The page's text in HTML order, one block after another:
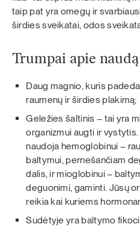
taip pat yra omegų ir
širdies sveikatai, odos
Trumpai apie naudą
Daug magnio, kuris
raumenų ir širdies plakimą;
Geležies šaltinis – tai yra
organizmui augti ir
naudoja hemoglobinui –
baltymui, pernešančiam
dalis, ir mioglobinui –
deguonimi, gaminti. Jūsų
reikia kai kuriems
Sudėtyje yra baltymo